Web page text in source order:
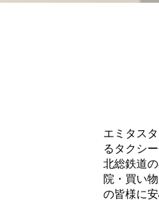
エミタス
るタクシー
北総鉄道
院・買い
の皆様に